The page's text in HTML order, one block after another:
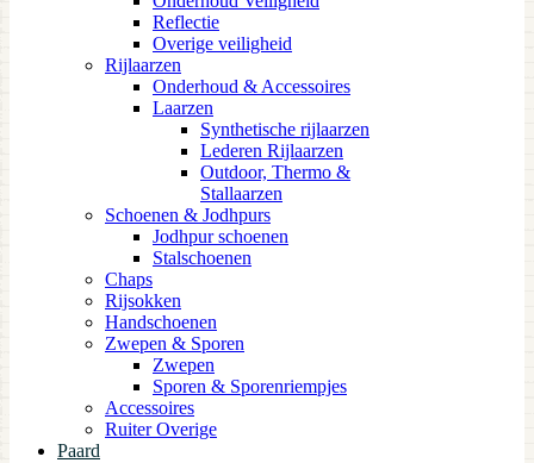
Reflectie
Overige veiligheid
Rijlaarzen
Onderhoud & Accessoires
Laarzen
Synthetische rijlaarzen
Lederen Rijlaarzen
Outdoor, Thermo &
Stallaarzen
Schoenen & Jodhpurs
Jodhpur schoenen
Stalschoenen
Chaps
Rijsokken
Handschoenen
Zwepen & Sporen
Zwepen
Sporen & Sporenriempjes
Accessoires
Ruiter Overige
Paard